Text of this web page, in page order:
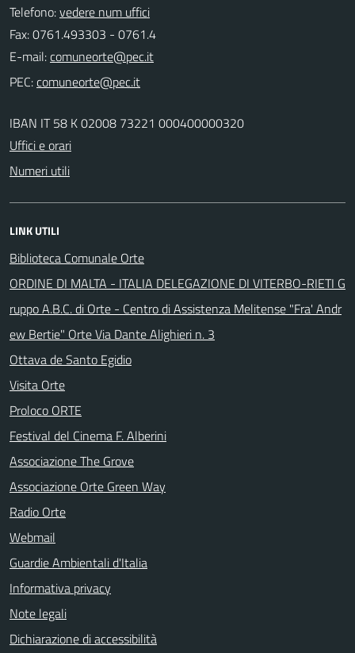
Telefono:vedere num uffici
Fax: 0761.493303 - 0761.4
E-mail:
PEC:
IBAN IT 58 K 02008 73221 000400000320
Uffici e orari
Numeri utili
LINK UTILI
Biblioteca Comunale Orte
ORDINE DI MALTA - ITALIA DELEGAZIONE DI VITERBO-RIETI G
ruppo A.B.C. di Orte - Centro di Assistenza Melitense "Fra' Andr
ew Bertie" Orte Via Dante Alighieri n. 3
Ottava de Santo Egidio
Visita Orte
Proloco ORTE
Festival del Cinema F. Alberini
Associazione The Grove
Associazione Orte Green Way
Radio Orte
Webmail
Guardie Ambientali d'Italia
Informativa privacy
Note legali
Dichiarazione di accessibilità